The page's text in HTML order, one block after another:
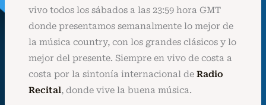
vivo todos los sábados a las 23:59 hora GMT
donde presentamos semanalmente lo mejor de
la música country, con los grandes clásicos y lo
mejor del presente. Siempre en vivo de costa a
costa por la sintonía internacional de Radio
Recital, donde vive la buena música.